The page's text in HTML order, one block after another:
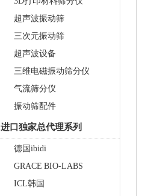
超声波振动筛
三次元振动筛
超声波设备
三维电磁振动筛分仪
气流筛分仪
振动筛配件
进口独家总代理系列
德国ibidi
GRACE BIO-LABS
ICL韩国
触屏款真空离心浓缩仪 JX-
ZLN-AL
真空离心浓缩仪(溶剂蒸发工作
站) JX-ZLN-BN